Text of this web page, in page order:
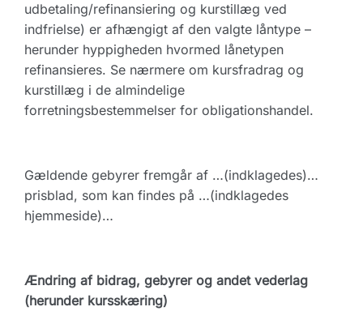
udbetaling/refinansiering og kurstillæg ved
indfrielse) er afhængigt af den valgte låntype –
herunder hyppigheden hvormed lånetypen
refinansieres. Se nærmere om kursfradrag og
kurstillæg i de almindelige
forretningsbestemmelser for obligationshandel.
Gældende gebyrer fremgår af …(indklagedes)…
prisblad, som kan findes på …(indklagedes
hjemmeside)…
Ændring af bidrag, gebyrer og andet vederlag
(herunder kursskæring)